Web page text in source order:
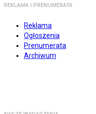
REKLAMA I PRENUMERATA
Reklama
Ogłoszenia
Prenumerata
Archiwum